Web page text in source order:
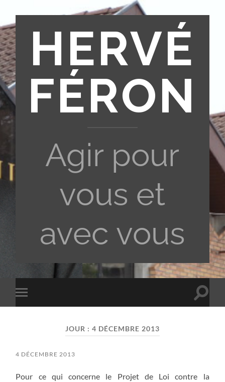
HERVÉ
FÉRON
Agir pour
vous et
avec vous
Toggle
mobile
Toggle
JOUR : 4 DÉCEMBRE 2013
4 DÉCEMBRE 2013
Pour ce qui concerne le Projet de Loi contre la